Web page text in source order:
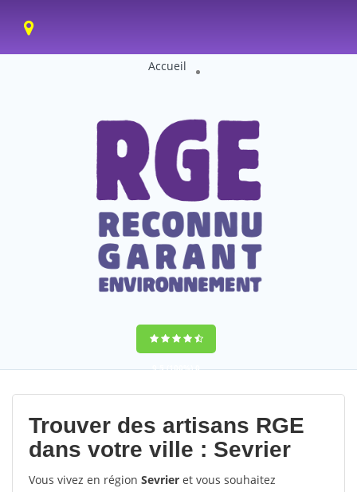
Accueil
9,5(100%) 0
votes
Trouver des artisans RGE
dans votre ville : Sevrier
Vous vivez en région Sevrier et vous souhaitez